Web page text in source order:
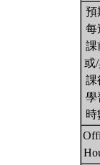
預
每
課
或
課
學
時